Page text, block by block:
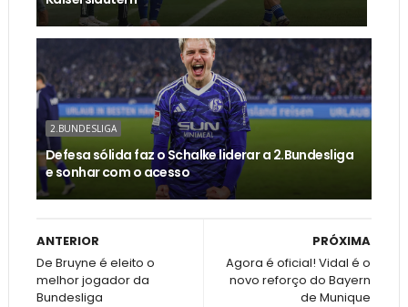
2.BUNDESLIGA
Defesa sólida faz o Schalke liderar a 2.Bundesliga
e sonhar com o acesso
PRÓXIMA
Agora é oficial! Vidal é o
novo reforço do Bayern
de Munique
ANTERIOR
De Bruyne é eleito o
melhor jogador da
Bundesliga